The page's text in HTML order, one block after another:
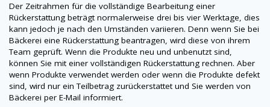
Der Zeitrahmen für die vollständige Bearbeitung einer
Rückerstattung beträgt normalerweise drei bis vier Werktage, dies
kann jedoch je nach den Umständen variieren. Denn wenn Sie bei
Bäckerei eine Rückerstattung beantragen, wird diese von ihrem
Team geprüft. Wenn die Produkte neu und unbenutzt sind,
können Sie mit einer vollständigen Rückerstattung rechnen. Aber
wenn Produkte verwendet werden oder wenn die Produkte defekt
sind, wird nur ein Teilbetrag zurückerstattet und Sie werden von
Bäckerei per E-Mail informiert.